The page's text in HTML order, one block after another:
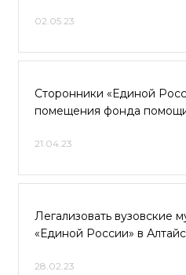
02.05.23
Сторонники «Единой
помещения фонда
21.04.23
Легализовать вузовские
«Единой России» в
28.02.23